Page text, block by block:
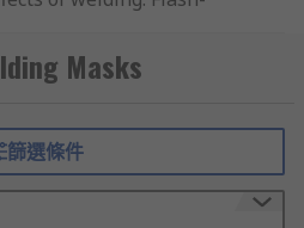
and welding
much needed
helmets and masks,
your workplace
Masks
篩選條件